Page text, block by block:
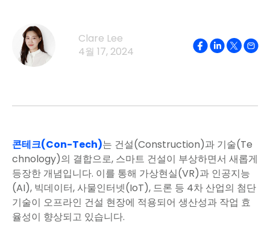
Clare Lee
4월 17, 2024
콘테크(Con-Tech)는 건설(Construction)과 기술(Te
chnology)의 결합으로, 스마트 건설이 부상하면서 새롭게
등장한 개념입니다. 이를 통해 가상현실(VR)과 인공지능
(AI), 빅데이터, 사물인터넷(IoT), 드론 등 4차 산업의 첨단
기술이 오프라인 건설 현장에 적용되어 생산성과 작업 효
율성이 향상되고 있습니다.